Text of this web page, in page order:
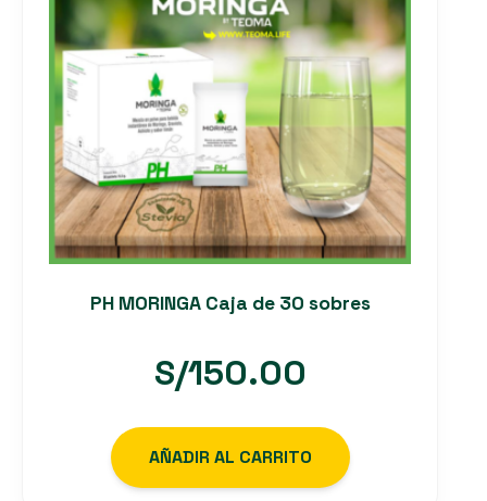
PH MORINGA Caja de 30 sobres
S/150.00
AÑADIR AL CARRITO